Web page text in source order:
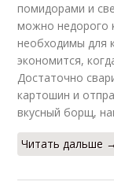
помидорами и
можно недорого
необходимы для
экономится,
Достаточно
картошин и
вкусный борщ,
Читать дальше